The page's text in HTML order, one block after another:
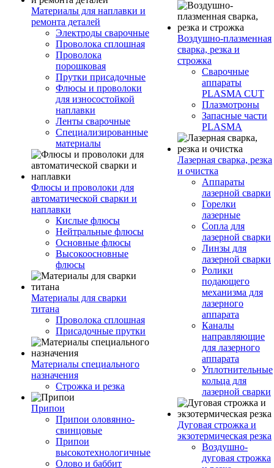
Материалы для наплавки и
ремонта деталей
Электроды сварочные
Проволока сплошная
Проволока
порошковая
Прутки присадочные
Флюсы и проволоки
для износостойкой
наплавки
Ленты сварочные
Специализированные
материалы
Флюсы и проволоки для
автоматической сварки и
наплавки
Кислые флюсы
Нейтральные флюсы
Основные флюсы
Высокоосновные
флюсы
Материалы для сварки
титана
Проволока сплошная
Присадочные прутки
Материалы специального
назначения
Строжка и резка
Припои
Припои оловянно-
свинцовые
Припои
высокотехнологичные
Олово и баббит
Воздушно-плазменная
сварка, резка и
строжка
Сварочные
аппараты
PLASMA CUT
Плазмотроны
Запасные части
PLASMA
Лазерная сварка, резка
и очистка
Аппараты
лазерной сварки
Горелки
лазерные
Сопла для
лазерной сварки
Линзы для
лазерной сварки
Ролики
подающего
механизма для
лазерного
аппарата
Каналы
направляющие
для лазерного
аппарата
Уплотнительные
кольца для
лазерной сварки
Дуговая строжка и
экзотермическая резка
Воздушно-
дуговая строжка